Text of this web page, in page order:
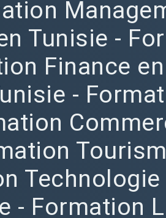
Tunisie -
Finance
-
- Formation